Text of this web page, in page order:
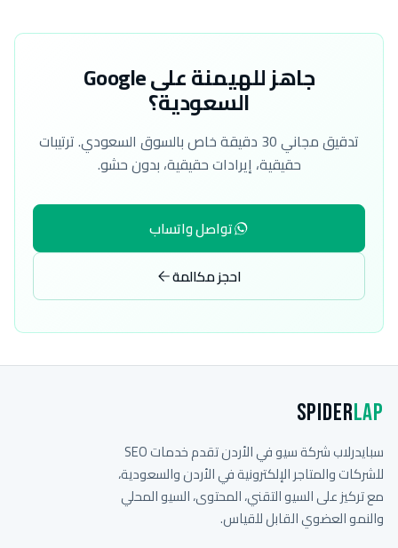
جاهز للهيمنة على Google
السعودية؟
تدقيق مجاني 30 دقيقة خاص بالسوق السعودي. ترتيبات
حقيقية، إيرادات حقيقية، بدون حشو.
تواصل واتساب
احجز مكالمة
SpiderLap
سبايدرلاب شركة سيو في الأردن تقدم خدمات SEO
للشركات والمتاجر الإلكترونية في الأردن والسعودية،
مع تركيز على السيو التقني، المحتوى، السيو المحلي
والنمو العضوي القابل للقياس.